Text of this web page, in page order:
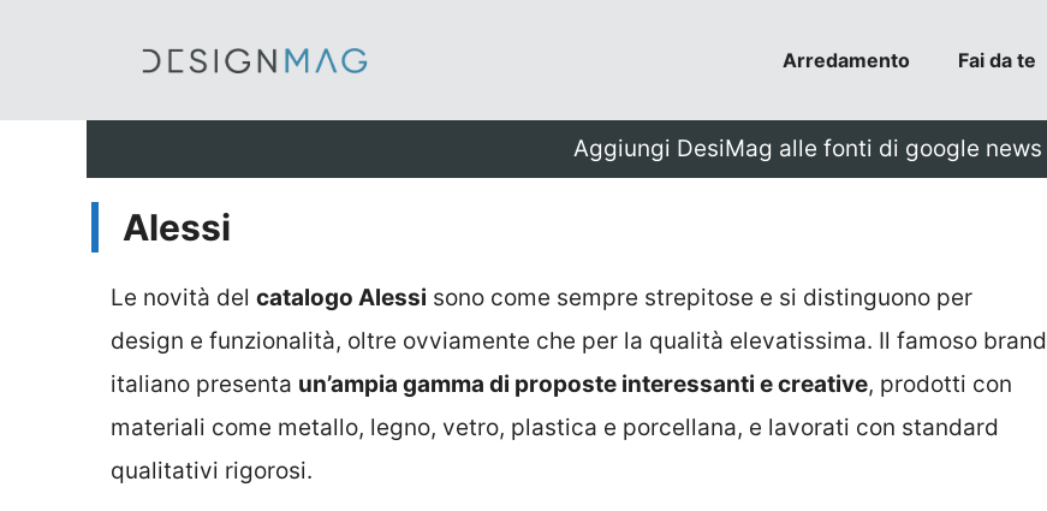
Arredamento Fai da te
Aggiungi DesiMag alle fonti di google news
Alessi
Le novità del catalogo Alessi sono come sempre strepitose e si distinguono per
design e funzionalità, oltre ovviamente che per la qualità elevatissima. Il famoso brand
italiano presenta un’ampia gamma di proposte interessanti e creative, prodotti con
materiali come metallo, legno, vetro, plastica e porcellana, e lavorati con standard
qualitativi rigorosi.